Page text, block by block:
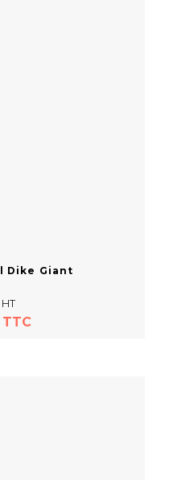
Dike Giant
TTC